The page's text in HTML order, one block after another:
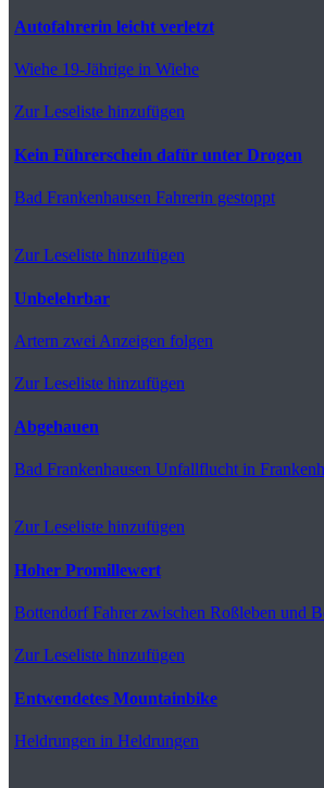
Autofahrerin leicht verletzt
Wiehe 19-Jährige in Wiehe
Zur Leseliste hinzufügen
Kein Führerschein dafür unter Drogen
Bad Frankenhausen Fahrerin gestoppt
Zur Leseliste hinzufügen
Unbelehrbar
Artern zwei Anzeigen folgen
Zur Leseliste hinzufügen
Abgehauen
Bad Frankenhausen Unfallflucht in
Zur Leseliste hinzufügen
Hoher Promillewert
BottendorfFahrer zwischen Roßleben und
Zur Leseliste hinzufügen
Entwendetes Mountainbike
Heldrungen in Heldrungen